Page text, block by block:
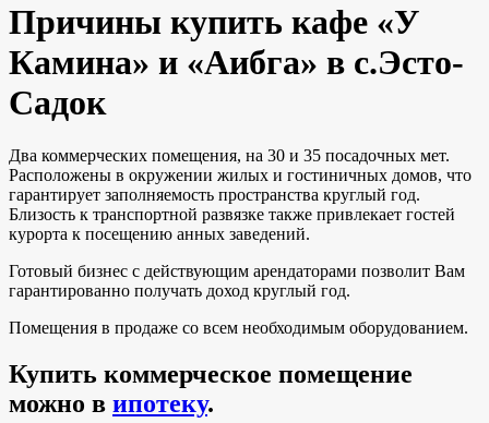
Причины купить кафе «У
Камина» и «Аибга» в с.Эсто-
Садок
Два коммерческих помещения, на 30 и 35 посадочных мет.
Расположены в окружении жилых и гостиничных домов, что
гарантирует заполняемость пространства круглый год.
Близость к транспортной развязке также привлекает гостей
курорта к посещению анных заведений.
Готовый бизнес с действующим арендаторами позволит Вам
гарантированно получать доход круглый год.
Помещения в продаже со всем необходимым оборудованием.
Купить коммерческое помещение
можно в ипотеку.